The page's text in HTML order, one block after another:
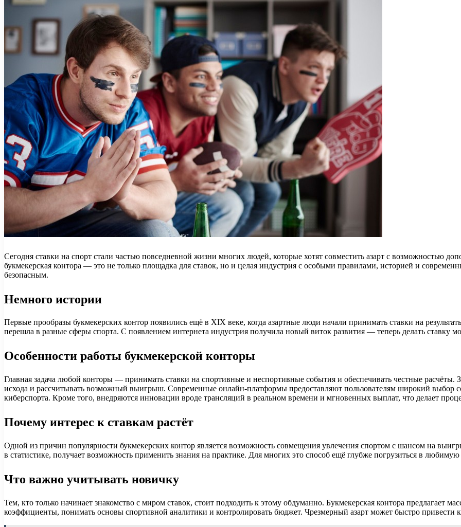
Сегодня ставки на спорт стали частью повседневной жизни многих людей, которые хотят совместить азарт с возможностью
букмекерская контора — это не только площадка для ставок, но и целая индустрия с особыми правилами, историей и
безопасным.
Немного истории
Первые прообразы букмекерских контор появились ещё в XIX веке, когда азартные люди начали принимать ставки на
перешла в разные сферы спорта. С появлением интернета индустрия получила новый виток развития — теперь делать ставку
Особенности работы букмекерской конторы
Главная задача любой конторы — принимать ставки на спортивные и неспортивные события и обеспечивать честные расчёты.
исхода и рассчитывать возможный выигрыш. Современные онлайн-платформы предоставляют пользователям широкий выбор
киберспорта. Кроме того, внедряются инновации вроде трансляций в реальном времени и мгновенных выплат, что делает
Почему интерес к ставкам растёт
Одной из причин популярности букмекерских контор является возможность совмещения увлечения спортом с шансом на
в статистике, получает возможность применить знания на практике. Для многих это способ ещё глубже погрузиться в
Что важно учитывать новичку
Тем, кто только начинает знакомство с миром ставок, стоит подходить к этому обдуманно. Букмекерская контора предлагает
коэффициенты, понимать основы спортивной аналитики и контролировать бюджет. Чрезмерный азарт может быстро привести